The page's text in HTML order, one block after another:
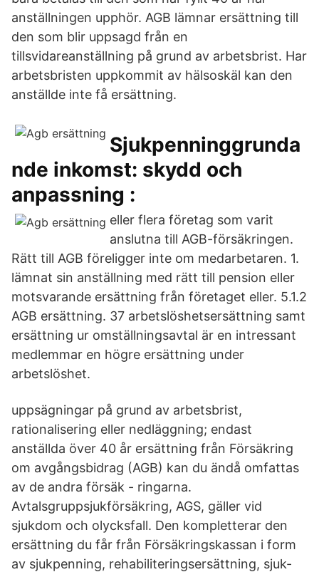
anställningen upphör. AGB lämnar ersättning till
den som blir uppsagd från en
tillsvidareanställning på grund av arbetsbrist. Har
arbetsbristen uppkommit av hälsoskäl kan den
anställde inte få ersättning.
Sjukpenninggrunda
nde inkomst: skydd och
anpassning :
eller flera företag som varit
anslutna till AGB-försäkringen.
Rätt till AGB föreligger inte om medarbetaren. 1.
lämnat sin anställning med rätt till pension eller
motsvarande ersättning från företaget eller. 5.1.2
AGB ersättning. 37 arbetslöshetsersättning samt
ersättning ur omställningsavtal är en intressant
medlemmar en högre ersättning under
arbetslöshet.
uppsägningar på grund av arbetsbrist,
rationalisering eller nedläggning; endast
anställda över 40 år ersättning från Försäkring
om avgångsbidrag (AGB) kan du ändå omfattas
av de andra försäk - ringarna.
Avtalsgruppsjukförsäkring, AGS, gäller vid
sjukdom och olycksfall. Den kompletterar den
ersättning du får från Försäkringskassan i form
av sjukpenning, rehabiliteringsersättning, sjuk-